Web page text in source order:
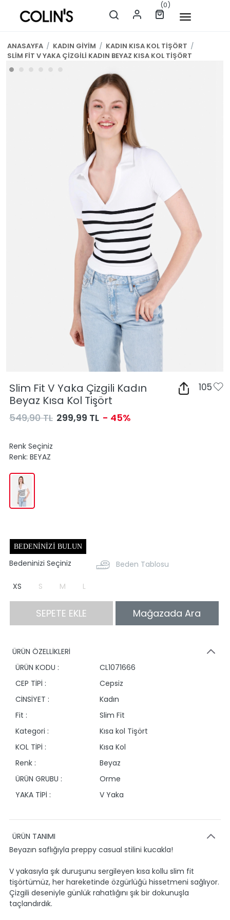
(0)
ANASAYFA / KADIN GİYİM / KADIN KISA KOL TİŞÖRT /
SLİM FİT V YAKA ÇİZGİLİ KADIN BEYAZ KISA KOL TİŞÖRT
Slim Fit V Yaka Çizgili Kadın
Beyaz Kısa Kol Tişört
105
549,90 TL 299,99 TL - 45%
Renk Seçiniz
Renk: BEYAZ
BEDENINIZI BULUN
Bedeninizi Seçiniz Beden Tablosu
XS S M L
SEPETE EKLE Mağazada Ara
ÜRÜN ÖZELLİKLERİ
ÜRÜN KODU :
CL1071666
CEP TİPİ :
Cepsiz
CİNSİYET :
Kadın
Fit :
Slim Fit
Kategori :
Kısa kol Tişört
KOL TİPİ :
Kısa Kol
Renk :
Beyaz
ÜRÜN GRUBU :
Orme
YAKA TİPİ :
V Yaka
ÜRÜN TANIMI
Beyazın saflığıyla preppy casual stilini kucakla!
V yakasıyla şık duruşunu sergileyen kısa kollu slim fit
tişörtümüz, her hareketinde özgürlüğü hissetmeni sağlıyor.
Çizgili deseniyle günlük rahatlığını şık bir dokunuşla
taçlandırdık.